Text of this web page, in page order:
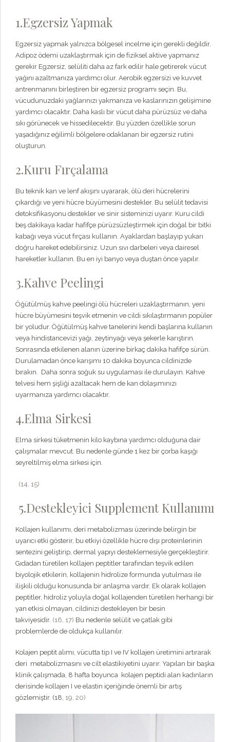
1.Egzersiz Yapmak
Egzersiz yapmak yalnızca bölgesel incelme için gerekli değildir.
Adipoz ödemi uzaklaştırmak için de fiziksel aktive yapmanız
gerekir Egzersiz, selüliti daha az fark edilir hale getirerek vücut
yağını azaltmanıza yardımcı olur. Aerobik egzersizi ve kuvvet
antrenmanını birleştiren bir egzersiz programı seçin. Bu,
vücudunuzdaki yağlarınızı yakmanıza ve kaslarınızın gelişimine
yardımcı olacaktır. Daha kaslı bir vücut daha pürüzsüz ve daha
sıkı görünecek ve hissedilecektir. Bu yüzden özellikle sorun
yaşadığınız eğilimli bölgelere odaklanan bir egzersiz rutini
oluşturun.
2.Kuru Fırçalama
Bu teknik kan ve lenf akışını uyararak, ölü deri hücrelerini
çıkardığı ve yeni hücre büyümesini destekler. Bu selülit tedavisi
detoksifikasyonu destekler ve sinir sisteminizi uyarır. Kuru cildi
beş dakikaya kadar hafifçe pürüzsüzleştirmek için doğal bir bitki
kabağı veya vücut fırçası kullanın. Ayaklardan başlayıp yukarı
doğru hareket edebilirsiniz. Uzun sıvı darbeleri veya dairesel
hareketler kullanın. Bu en iyi banyo veya duştan önce yapılır.
3.Kahve Peelingi
Öğütülmüş kahve peelingi ölü hücreleri uzaklaştırmanın, yeni
hücre büyümesini teşvik etmenin ve cildi sıkılaştırmanın popüler
bir yoludur. Öğütülmüş kahve tanelerini kendi başlarına kullanın
veya hindistancevizi yağı, zeytinyağı veya şekerle karıştırın.
Sonrasında etkilenen alanın üzerine birkaç dakika hafifçe sürün.
Durulamadan önce karışımı 10 dakika boyunca cildinizde
bırakın. Daha sonra soğuk su uygulaması ile durulayın. Kahve
telvesi hem şişliği azaltacak hem de kan dolaşımınızı
uyarmanıza yardımcı olacaktır.
4.Elma Sirkesi
Elma sirkesi tüketmenin kilo kaybına yardımcı olduğuna dair
çalışmalar mevcut. Bu nedenle günde 1 kez bir çorba kaşığı
seyreltilmiş elma sirkesi için.
(14, 15)
5.Destekleyici Supplement Kullanımı
Kollajen kullanımı, deri metabolizması üzerinde belirgin bir
uyarıcı etki gösterir, bu etkiyi özellikle hücre dışı proteinlerinin
sentezini geliştirip, dermal yapıyı desteklemesiyle gerçekleştirir.
Gıdadan türetilen kollajen peptitler tarafından teşvik edilen
biyolojik etkilerin, kollajenin hidrolize formunda yutulması ile
ilişkili olduğu konusunda bir anlaşma vardır. Ek olarak kollajen
peptitler, hidroliz yoluyla doğal kollajenden türetilen herhangi bir
yan etkisi olmayan, cildinizi destekleyen bir besin
takviyesidir. (16, 17) Bu nedenle selülit ve çatlak gibi
problemlerde de oldukça kullanılır.
Kolajen peptit alımı, vücutta tip I ve IV kollajen üretimini artırarak
deri metabolizmasını ve cilt elastikiyetini uyarır. Yapılan bir başka
klinik çalışmada, 8 hafta boyunca kolajen peptidi alan kadınların
derisinde kollajen I ve elastin içeriğinde önemli bir artış
gözlemiştir. (18, 19, 20)